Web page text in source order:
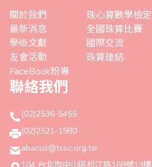
關於我們
最新消息
學術文獻
友會活動
FaceBook粉專
珠心算數學檢定
全國珠算比賽
國際交流
珠算連結
聯絡我們
(02)2536-5455
(02)2521-1980
abacus@tcoc.org.tw